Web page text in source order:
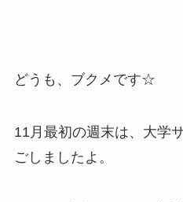
どうも、ブクメです☆
11月最初の週末は、大学
ごしましたよ。